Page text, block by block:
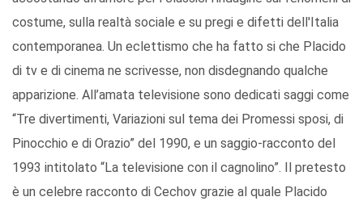
costume, sulla realtà sociale e su pregi e difetti dell'Italia
contemporanea. Un eclettismo che ha fatto si che Placido
di tv e di cinema ne scrivesse, non disdegnando qualche
apparizione. All’amata televisione sono dedicati saggi come
“Tre divertimenti, Variazioni sul tema dei Promessi sposi, di
Pinocchio e di Orazio” del 1990, e un saggio-racconto del
1993 intitolato “La televisione con il cagnolino”. Il pretesto
è un celebre racconto di Cechov grazie al quale Placido